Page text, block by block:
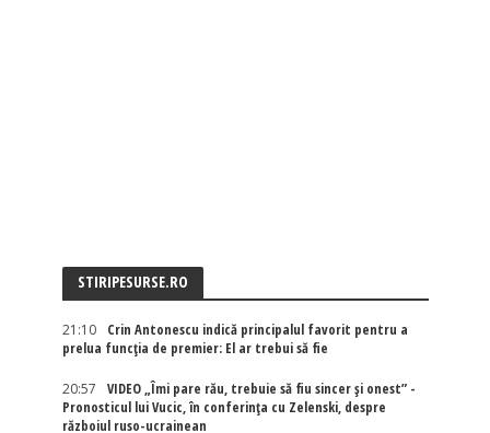
STIRIPESURSE.RO
21:10
Crin Antonescu indică principalul favorit pentru a
prelua funcția de premier: El ar trebui să fie
20:57
VIDEO „Îmi pare rău, trebuie să fiu sincer și onest” -
Pronosticul lui Vucic, în conferința cu Zelenski, despre
războiul ruso-ucrainean